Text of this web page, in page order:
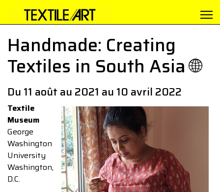
Handmade: Creating
Textiles in South Asia 🌐
Du 11 août au 2021 au 10 avril 2022
Textile
Museum
George
Washington
University
Washington,
D.C.